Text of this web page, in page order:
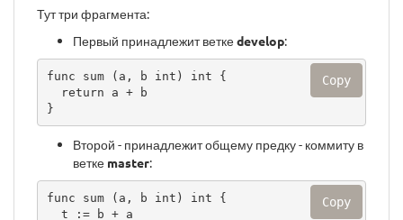
Тут три фрагмента:
Первый принадлежит веткеdevelop:
func sum (a, b int) int {
}
Copy
Второй - принадлежит общему предку - коммиту в
ветке master:
func sum (a, b int) int {
Copy